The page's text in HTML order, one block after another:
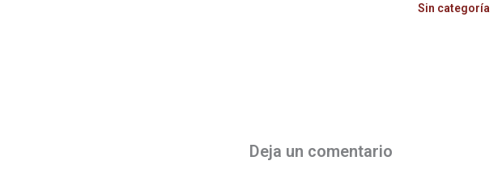
Sin categoría
Deja un comentario